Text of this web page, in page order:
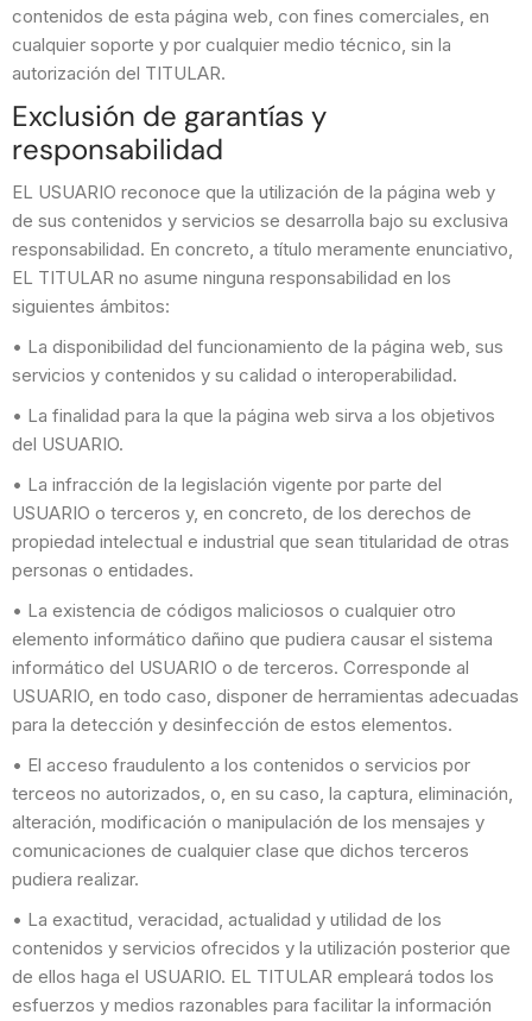
contenidos de esta página web, con fines comerciales, en
cualquier soporte y por cualquier medio técnico, sin la
autorización del TITULAR.
Exclusión de garantías y
responsabilidad
EL USUARIO reconoce que la utilización de la página web y
de sus contenidos y servicios se desarrolla bajo su exclusiva
responsabilidad. En concreto, a título meramente enunciativo,
EL TITULAR no asume ninguna responsabilidad en los
siguientes ámbitos:
• La disponibilidad del funcionamiento de la página web, sus
servicios y contenidos y su calidad o interoperabilidad.
• La finalidad para la que la página web sirva a los objetivos
del USUARIO.
• La infracción de la legislación vigente por parte del
USUARIO o terceros y, en concreto, de los derechos de
propiedad intelectual e industrial que sean titularidad de otras
personas o entidades.
• La existencia de códigos maliciosos o cualquier otro
elemento informático dañino que pudiera causar el sistema
informático del USUARIO o de terceros. Corresponde al
USUARIO, en todo caso, disponer de herramientas adecuadas
para la detección y desinfección de estos elementos.
• El acceso fraudulento a los contenidos o servicios por
terceos no autorizados, o, en su caso, la captura, eliminación,
alteración, modificación o manipulación de los mensajes y
comunicaciones de cualquier clase que dichos terceros
pudiera realizar.
• La exactitud, veracidad, actualidad y utilidad de los
contenidos y servicios ofrecidos y la utilización posterior que
de ellos haga el USUARIO. EL TITULAR empleará todos los
esfuerzos y medios razonables para facilitar la información